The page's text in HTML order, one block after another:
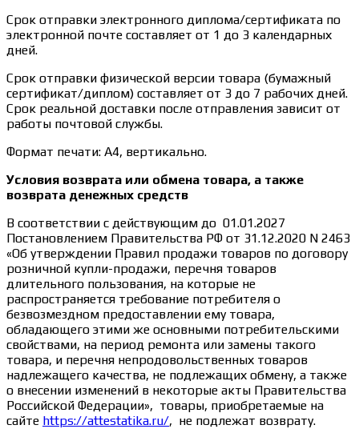
Срок отправки электронного диплома/сертификата по
электронной почте составляет от 1 до 3 календарных
дней.
Срок отправки физической версии товара (бумажный
сертификат/диплом) составляет от 3 до 7 рабочих дней.
Срок реальной доставки после отправления зависит от
работы почтовой службы.
Формат печати: А4, вертикально.
Условия возврата или обмена товара, а также
возврата денежных средств
В соответствии с действующим до 01.01.2027
Постановлением Правительства РФ от 31.12.2020 N 2463
«Об утверждении Правил продажи товаров по договору
розничной купли-продажи, перечня товаров
длительного пользования, на которые не
распространяется требование потребителя о
безвозмездном предоставлении ему товара,
обладающего этими же основными потребительскими
свойствами, на период ремонта или замены такого
товара, и перечня непродовольственных товаров
надлежащего качества, не подлежащих обмену, а также
о внесении изменений в некоторые акты Правительства
Российской Федерации», товары, приобретаемые на
сайте https://attestatika.ru/, не подлежат возврату.